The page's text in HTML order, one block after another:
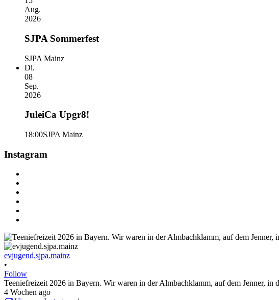
Aug.
2026
SJPA Sommerfest
SJPA Mainz
Di.
08
Sep.
2026
JuleiCa Upgr8!
18:00SJPA Mainz
Instagram
evjugend.sjpa.mainz
•
Follow
Teeniefreizeit 2026 in Bayern. Wir waren in der Almbachklamm, auf dem Jenner, in
4 Wochen ago